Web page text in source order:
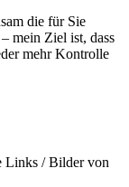
die​ für Sie
mein Ziel‍ ist, dass
mehr Kontrolle
Links / Bilder von